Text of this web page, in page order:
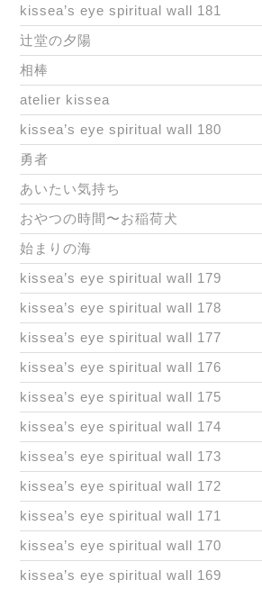
kissea’s eye spiritual wall 181
辻堂の夕陽
相棒
atelier kissea
kissea’s eye spiritual wall 180
勇者
あいたい気持ち
おやつの時間〜お稲荷犬
始まりの海
kissea’s eye spiritual wall 179
kissea’s eye spiritual wall 178
kissea’s eye spiritual wall 177
kissea’s eye spiritual wall 176
kissea’s eye spiritual wall 175
kissea’s eye spiritual wall 174
kissea’s eye spiritual wall 173
kissea’s eye spiritual wall 172
kissea’s eye spiritual wall 171
kissea’s eye spiritual wall 170
kissea’s eye spiritual wall 169